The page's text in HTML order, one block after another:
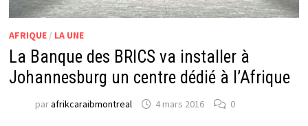
AFRIQUE/ LA UNE
La Banque des BRICS va installer à
Johannesburg un centre dédié à l’Afrique
parafrikcaraibmontreal 4 mars 2016 0